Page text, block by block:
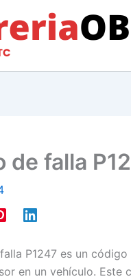
de falla
P1247 es un
en un vehículo. Este